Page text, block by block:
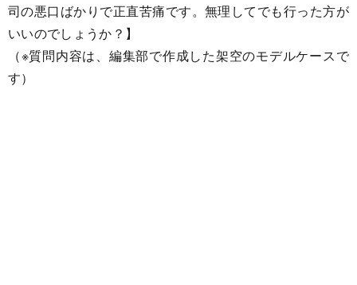
司の悪口ばかりで正直苦痛です。無理してでも行った方が
いいのでしょうか？】
（※質問内容は、編集部で作成した架空のモデルケースで
す）